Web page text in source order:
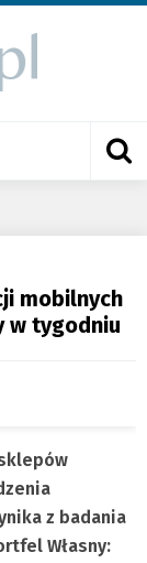
mobilnych
w tygodniu
z badania
Własny: